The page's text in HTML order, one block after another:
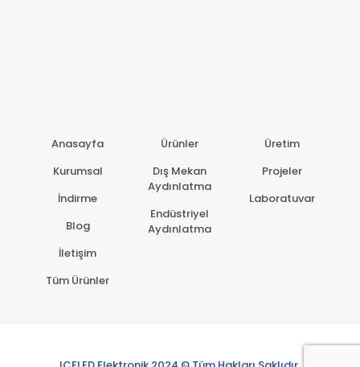
Anasayfa
Kurumsal
İndirme
Blog
İletişim
Tüm Ürünler
Ürünler
Dış Mekan
Aydınlatma
Endüstriyel
Aydınlatma
Üretim
Projeler
Laboratuvar